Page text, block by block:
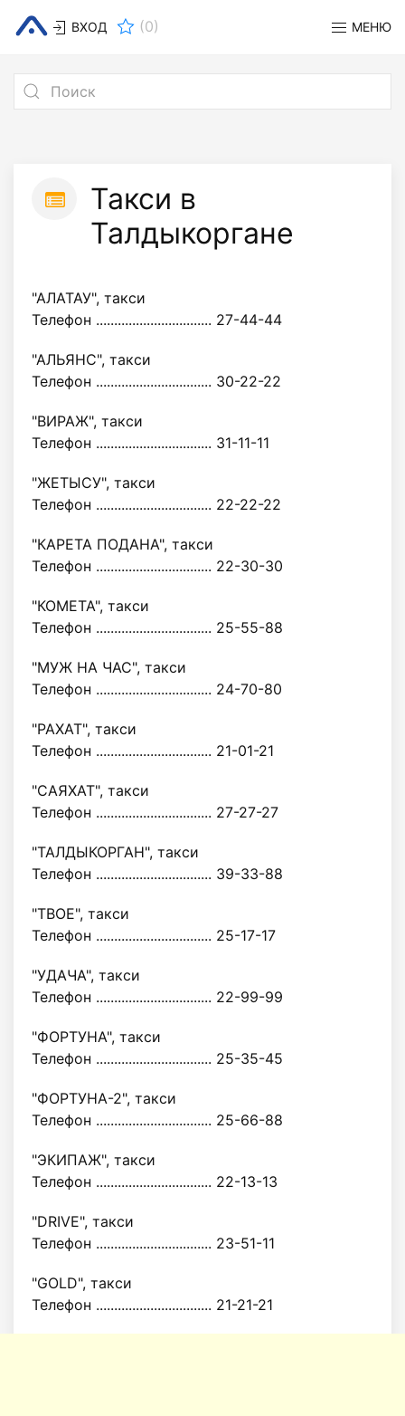
ВХОД (0) МЕНЮ
Такси в
Талдыкоргане
"АЛАТАУ", такси
Телефон ................................ 27-44-44
"АЛЬЯНС", такси
Телефон ................................ 30-22-22
"ВИРАЖ", такси
Телефон ................................ 31-11-11
"ЖЕТЫСУ", такси
Телефон ................................ 22-22-22
"КАРЕТА ПОДАНА", такси
Телефон ................................ 22-30-30
"КОМЕТА", такси
Телефон ................................ 25-55-88
"МУЖ НА ЧАС", такси
Телефон ................................ 24-70-80
"РАХАТ", такси
Телефон ................................ 21-01-21
"САЯХАТ", такси
Телефон ................................ 27-27-27
"ТАЛДЫКОРГАН", такси
Телефон ................................ 39-33-88
"ТВОЕ", такси
Телефон ................................ 25-17-17
"УДАЧА", такси
Телефон ................................ 22-99-99
"ФОРТУНА", такси
Телефон ................................ 25-35-45
"ФОРТУНА-2", такси
Телефон ................................ 25-66-88
"ЭКИПАЖ", такси
Телефон ................................ 22-13-13
"DRIVE", такси
Телефон ................................ 23-51-11
"GOLD", такси
Телефон ................................ 21-21-21